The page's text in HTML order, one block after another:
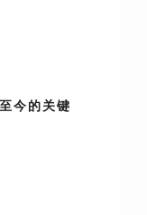
今的关键